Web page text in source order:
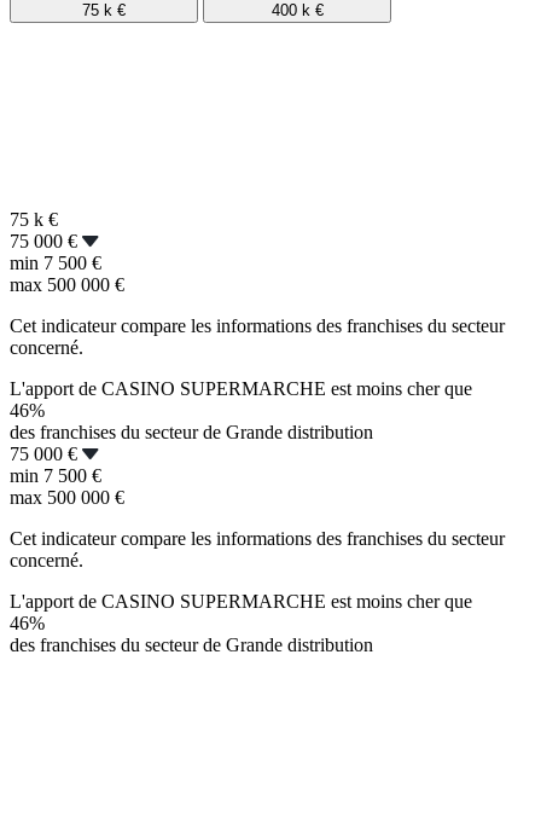
75 k € 400 k €
75 k €
75 000 €
min 7 500 €
max 500 000 €
Cet indicateur compare les informations des franchises du secteur
concerné.
L'apport de CASINO SUPERMARCHE est moins cher que
46%
des franchises du secteur de Grande distribution
75 000 €
min 7 500 €
max 500 000 €
Cet indicateur compare les informations des franchises du secteur
concerné.
L'apport de CASINO SUPERMARCHE est moins cher que
46%
des franchises du secteur de Grande distribution